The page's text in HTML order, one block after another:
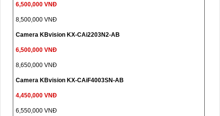
6,500,000 VNĐ
8,500,000 VNĐ
Camera KBvision KX-CAi2203N2-AB
6,500,000 VNĐ
8,650,000 VNĐ
Camera KBvision KX-CAiF4003SN-AB
4,450,000 VNĐ
6,550,000 VNĐ